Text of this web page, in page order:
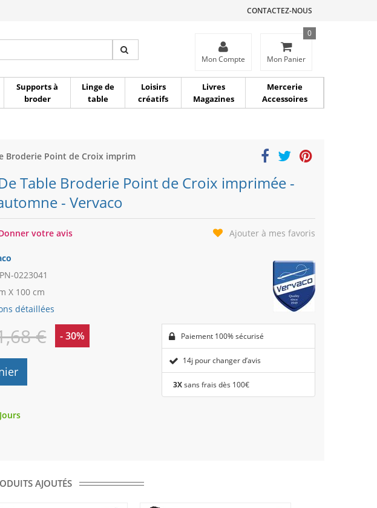
CONTACTEZ-NOUS
Mon Compte Mon Panier
0
Supports à
broder
Linge de
table
Loisirs
créatifs
Livres
Magazines
Mercerie
Accessoires
Broderie Point de Croix imprim
Table Broderie Point de Croix imprimée -
- Vervaco
votre avis Ajouter à mes favoris
PN-0223041
X 100 cm
détaillées
€ - 30% Paiement 100% sécurisé
14j pour changer d’avis
3Xsans frais dès 100€
AJOUTÉS